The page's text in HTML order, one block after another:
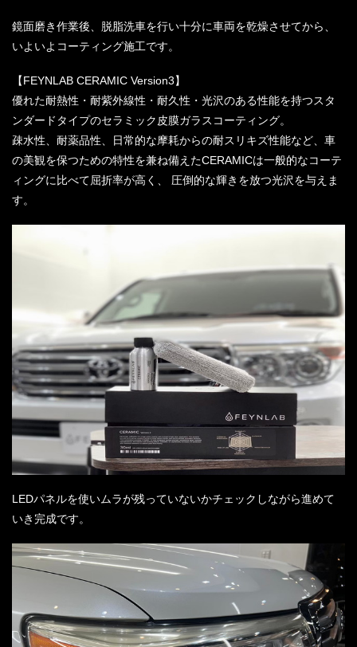
鏡面磨き作業後、脱脂洗車を行い十分に車両を乾燥させてから、
いよいよコーティング施工です。
【FEYNLAB CERAMIC Version3】
優れた耐熱性・耐紫外線性・耐久性・光沢のある性能を持つスタ
ンダードタイプのセラミック皮膜ガラスコーティング。
疎水性、耐薬品性、日常的な摩耗からの耐スリキズ性能など、車
の美観を保つための特性を兼ね備えたCERAMICは一般的なコーテ
ィングに比べて屈折率が高く、 圧倒的な輝きを放つ光沢を与えま
す。
LEDパネルを使いムラが残っていないかチェックしながら進めて
いき完成です。